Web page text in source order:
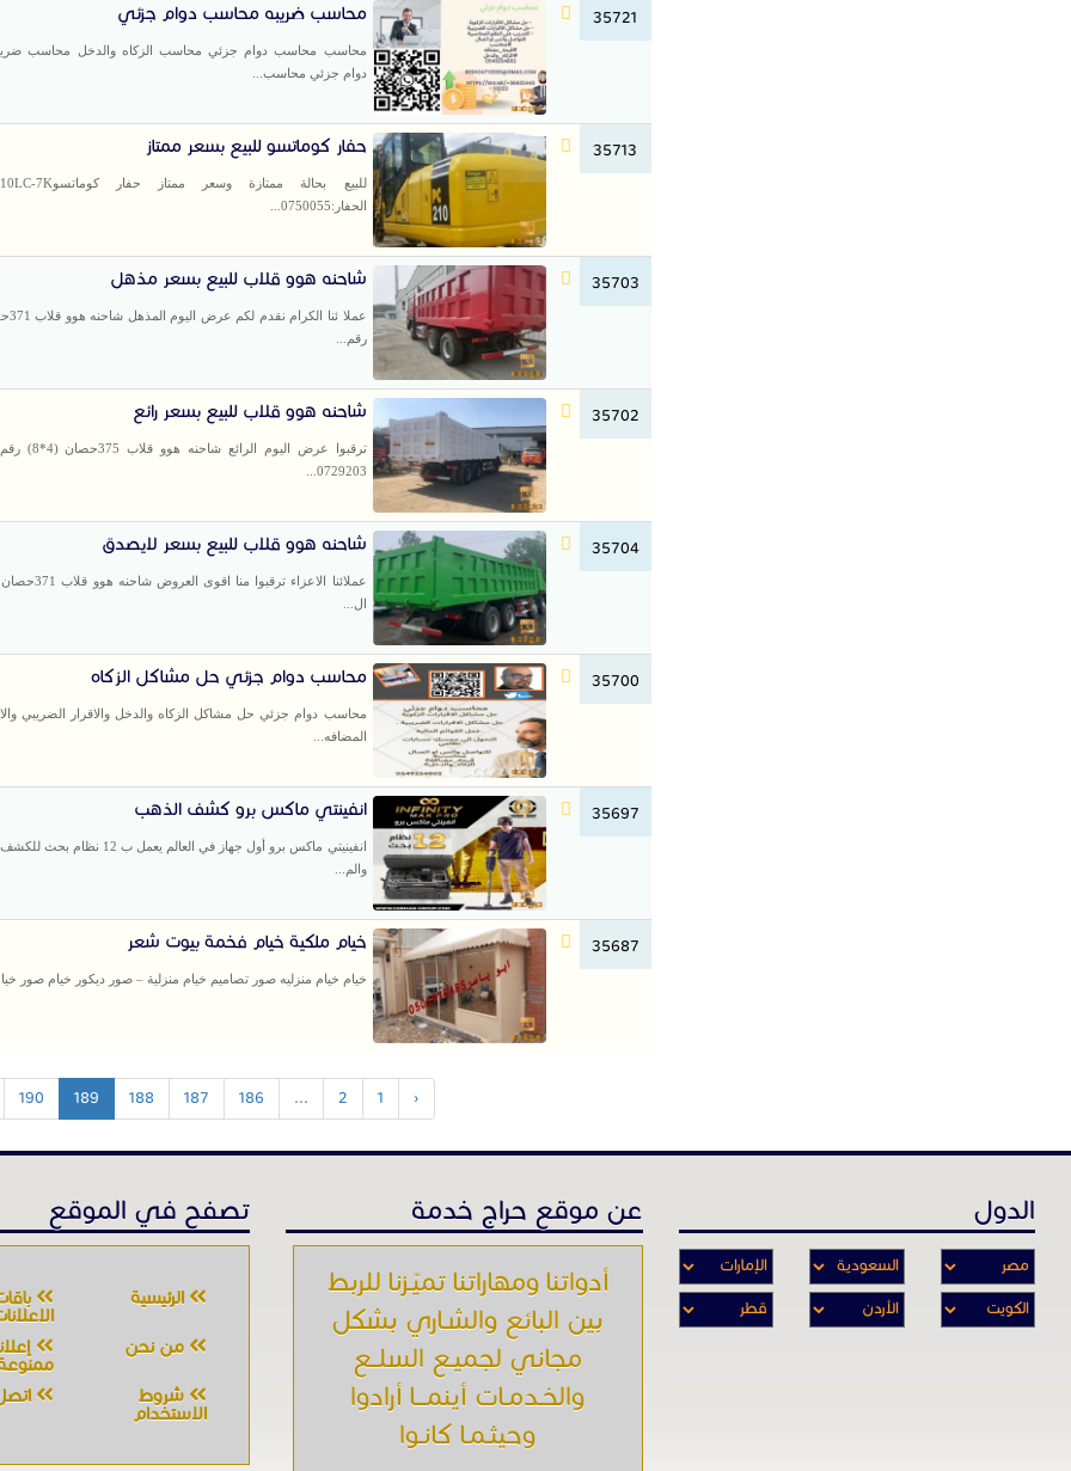
35721 محاسب ضريبه محاسب دوام جزئي
محاسب محاسب دوام جزئي محاسب الزكاه والدخل محاسب
دوام جزئي محاسب...
35713 حفار كوماتسو للبيع بسعر ممتاز
الحفار:0750055...
35703 شاحنه هوو قلاب للبيع بسعر مذهل
رقم...
35702 شاحنه هوو قلاب للبيع بسعر رائع
ترقبوا عرض اليوم
0729203...
35704 شاحنه هوو قلاب للبيع بسعر لايصدق
ال...
35700 محاسب دوام جزئي حل مشاكل الزكاه
محاسب دوام جزئي حل مشاكل الزكاه والدخل والاقرار الضريبي
المضافه...
35697 انفينتي ماكس برو كشف الذهب
انفينيتي ماكس برو أول جهاز في العالم يعمل
والم...
35687 خيام ملكية خيام فخمة بيوت شعر
خيام خيام منزليه صور تصاميم خيام منزلية – صور ديكور خيام صور
‹
1
2
...
186
187
188
189
190
الدول عن موقع حراج خدمة
أدواتنا ومهاراتنا تميّـزنا للربط
بين البائع والشـاري بشكل
مجاني لجميـع السلــع
والخـدمـات أينمـــا أرادوا
وحيثـمـا كانـوا
تصفح في الموقع
الرئيسية
من نحن
شروط
الاستخدام